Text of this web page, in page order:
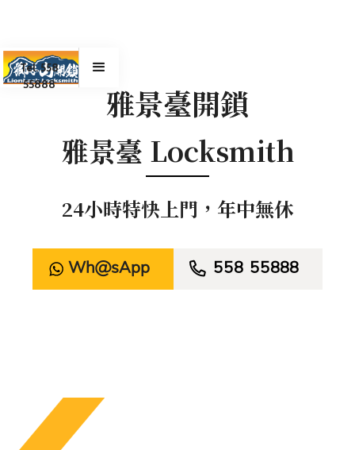
Tel. 558
55888
雅景臺開鎖
雅景臺 Locksmith
24小時特快上門，年中無休
WhatsApp  558 55888